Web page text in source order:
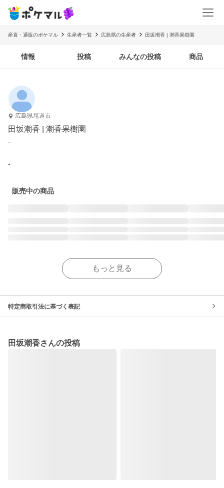
産直・通販のポケマル 生産者一覧 広島県の生産者 田坂潮香 | 潮香果樹園
情報 投稿 みんなの投稿 商品
広島県尾道市
田坂潮香 | 潮香果樹園
-
-
販売中の商品
もっと見る
特定商取引法に基づく表記
田坂潮香さんの投稿